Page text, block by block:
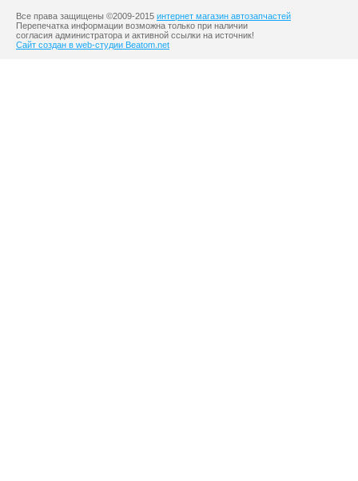
Все права защищены ©2009-2015 интернет магазин автозапчастей
Перепечатка информации возможна только при наличии
согласия администратора и активной ссылки на источник!
Сайт создан в web-студии Beatom.net